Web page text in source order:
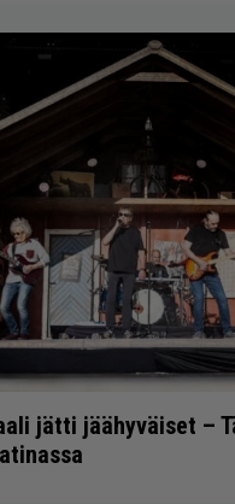
jätti jäähyväiset –